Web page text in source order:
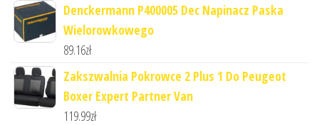
Denckermann P400005 Dec Napinacz Paska
Wielorowkowego
89.16zł
Zakszwalnia Pokrowce 2 Plus 1 Do Peugeot
Boxer Expert Partner Van
119.99zł